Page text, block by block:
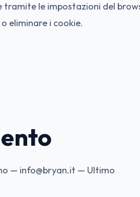
le impostazioni del
eliminare i cookie.
— info@bryan.it — Ultimo